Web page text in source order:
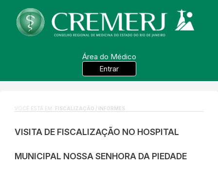
Área do Médico
Entrar
VOCÊ ESTÁ EM: FISCALIZAÇÃO / INFORMES
VISITA DE FISCALIZAÇÃO NO HOSPITAL
MUNICIPAL NOSSA SENHORA DA PIEDADE